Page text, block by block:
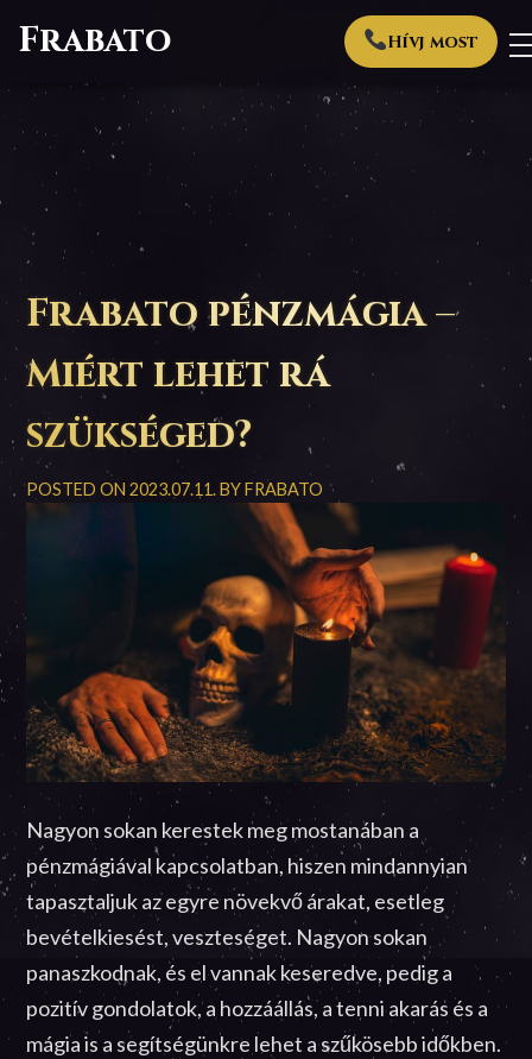
Frabato Hívj most
Frabato pénzmágia –
Miért lehet rá
szükséged?
POSTED ON2023.07.11.BYFRABATO
Nagyon sokan kerestek meg mostanában a
pénzmágiával kapcsolatban, hiszen mindannyian
tapasztaljuk az egyre növekvő árakat, esetleg
bevételkiesést, veszteséget. Nagyon sokan
panaszkodnak, és el vannak keseredve, pedig a
pozitív gondolatok, a hozzáállás, a tenni akarás és a
mágia is a segítségünkre lehet a szűkösebb időkben.